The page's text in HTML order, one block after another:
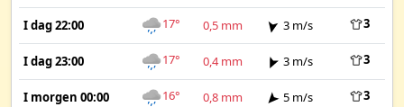
I dag 22:00 17° 0,5 mm 3 m/s 3
I dag 23:00 17° 0,4 mm 3 m/s 3
I morgen 00:00 16° 0,8 mm 5 m/s 3